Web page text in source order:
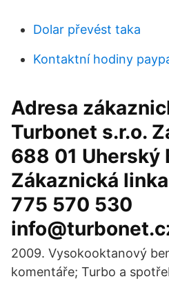
Dolar převést taka
Kontaktní hodiny
Adresa
Turbonet s.r.o.
688 01 Uherský
Zákaznická
775 570 530
2009. Vysokooktanový
komentáře; Turbo a